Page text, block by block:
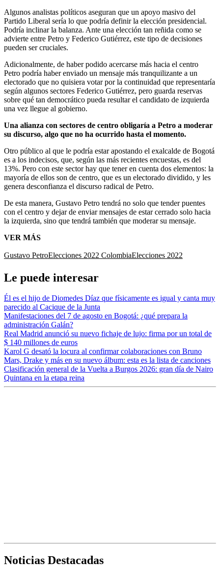
Algunos analistas políticos aseguran que un apoyo masivo del
Partido Liberal sería lo que podría definir la elección presidencial.
Podría inclinar la balanza. Ante una elección tan reñida como se
advierte entre Petro y Federico Gutiérrez, este tipo de decisiones
pueden ser cruciales.
Adicionalmente, de haber podido acercarse más hacia el centro
Petro podría haber enviado un mensaje más tranquilizante a un
electorado que no quisiera votar por la continuidad que representaría
según algunos sectores Federico Gutiérrez, pero guarda reservas
sobre qué tan democrático pueda resultar el candidato de izquierda
una vez llegue al gobierno.
Una alianza con sectores de centro obligaría a Petro a moderar
su discurso, algo que no ha ocurrido hasta el momento.
Otro público al que le podría estar apostando el exalcalde de Bogotá
es a los indecisos, que, según las más recientes encuestas, es del
13%. Pero con este sector hay que tener en cuenta dos elementos: la
mayoría de ellos son de centro, que es un electorado dividido, y les
genera desconfianza el discurso radical de Petro.
De esta manera, Gustavo Petro tendrá no solo que tender puentes
con el centro y dejar de enviar mensajes de estar cerrado solo hacia
la izquierda, sino que tendrá también que moderar su mensaje.
VER MÁS
Gustavo PetroElecciones 2022 ColombiaElecciones 2022
Le puede interesar
Él es el hijo de Diomedes Díaz que físicamente es igual y canta muy
parecido al Cacique de la Junta
Manifestaciones del 7 de agosto en Bogotá: ¿qué prepara la
administración Galán?
Real Madrid anunció su nuevo fichaje de lujo: firma por un total de
$ 140 millones de euros
Karol G desató la locura al confirmar colaboraciones con Bruno
Mars, Drake y más en su nuevo álbum: esta es la lista de canciones
Clasificación general de la Vuelta a Burgos 2026: gran día de Nairo
Quintana en la etapa reina
Noticias Destacadas